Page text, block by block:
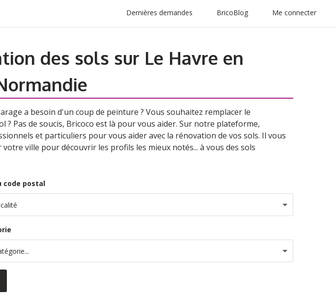
Dernières demandes BricoBlog Me connecter
des sols sur Le Havre en
a besoin d'un coup de peinture ? Vous souhaitez remplacer le
? Pas de soucis, Bricoco est là pour vous aider. Sur notre plateforme,
et particuliers pour vous aider avec la rénovation de vos sols. Il vous
ville pour découvrir les profils les mieux notés... à vous des sols
code postal